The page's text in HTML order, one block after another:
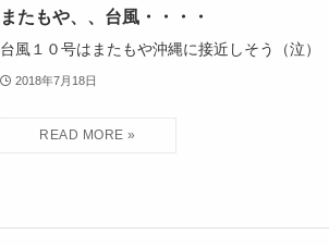
またもや、、台風・・・・
台風１０号はまたもや沖縄に接近しそう（泣）
2018年7月18日